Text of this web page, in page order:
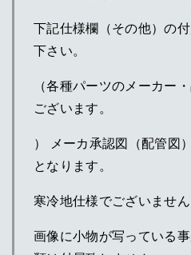
下記仕様欄（その他）の
下さい。
（各種パーツのメーカー
ございます。
） メーカ承認図（配管図
となります。
寒冷地仕様でございません
画像に小物が写っている